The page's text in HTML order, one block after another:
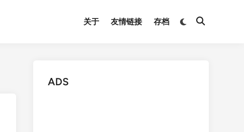
关于 友情链接 存档
Switch
Open
ADS